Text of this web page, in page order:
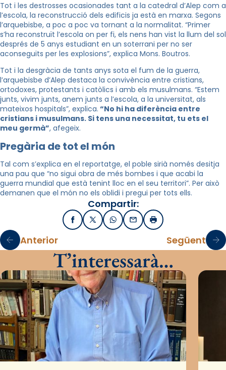
Tot i les destrosses ocasionades tant a la catedral d’Alep com a
l’escola, la reconstrucció dels edificis ja està en marxa. Segons
l’arquebisbe, a poc a poc va tornant a la normalitat. “Primer
s’ha reconstruït l’escola on per fi, els nens han vist la llum del sol
després de 5 anys estudiant en un soterrani per no ser
aconseguits per les explosions”, explica Mons. Boutros.
Tot i la desgràcia de tants anys sota el fum de la guerra,
l’arquebisbe d’Alep destaca la convivència entre cristians,
ortodoxes, protestants i catòlics i amb els musulmans. “Estem
junts, vivim junts, anem junts a l’escola, a la universitat, als
mateixos hospitals”, explica. “No hi ha diferència entre
cristians i musulmans. Si tens una necessitat, tu ets el
meu germà”, afegeix.
Pregària de tot el món
Tal com s’explica en el reportatge, el poble sirià només desitja
una pau que “no sigui obra de més bombes i que acabi la
guerra mundial que està tenint lloc en el seu territori”. Per això
demanen que el món no els oblidi i pregui per tots ells.
Compartir:
FacebookX / TwitterWhatsApp
EmailImprimir
Anterior Següent
T’interessarà…